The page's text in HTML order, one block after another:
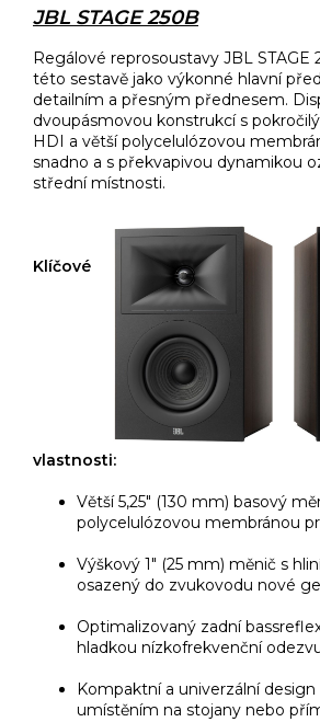
JBL STAGE 250B
Regálové reprosoustavy JBL STAGE
této sestavě jako výkonné hlavní
detailním a přesným přednesem.
dvoupásmovou konstrukcí s
HDI a větší polycelulózovou
snadno a s překvapivou dynamikou
střední místnosti.
Klíčové
vlastnosti:
Větší 5,25" (130 mm) basový
polycelulózovou membránou
Výškový 1" (25 mm) měnič s
osazený do zvukovodu nové
Optimalizovaný zadní
hladkou nízkofrekvenční
Kompaktní a univerzální
umístěním na stojany nebo